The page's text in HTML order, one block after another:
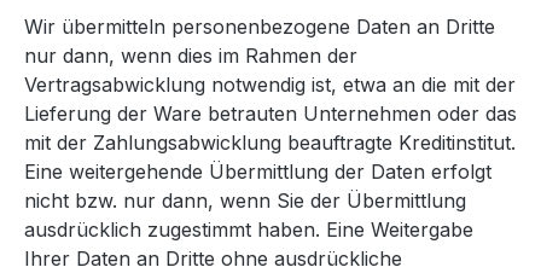
Wir übermitteln personenbezogene Daten an Dritte
nur dann, wenn dies im Rahmen der
Vertragsabwicklung notwendig ist, etwa an die mit der
Lieferung der Ware betrauten Unternehmen oder das
mit der Zahlungsabwicklung beauftragte Kreditinstitut.
Eine weitergehende Übermittlung der Daten erfolgt
nicht bzw. nur dann, wenn Sie der Übermittlung
ausdrücklich zugestimmt haben. Eine Weitergabe
Ihrer Daten an Dritte ohne ausdrückliche